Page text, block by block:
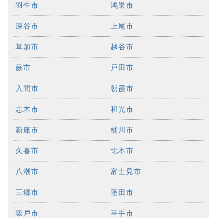
羽生市 鴻巣市
深谷市 上尾市
草加市 越谷市
蕨市 戸田市
入間市 朝霞市
志木市 和光市
新座市 桶川市
久喜市 北本市
八潮市 富士見市
三郷市 蓮田市
坂戸市 幸手市